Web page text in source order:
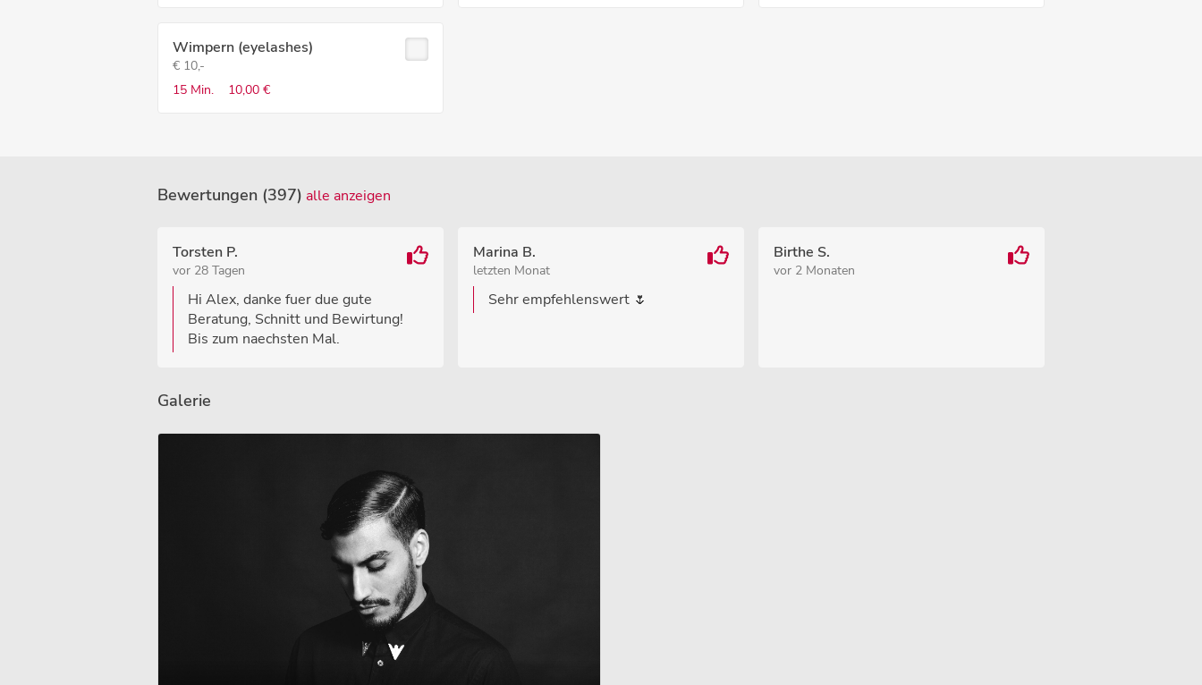
Wimpern (eyelashes)
€ 10,-
15 Min.
10,00 €
Bewertungen (397) alle anzeigen
Torsten P.
vor 28 Tagen
Hi Alex, danke fuer due gute
Beratung, Schnitt und Bewirtung!
Bis zum naechsten Mal.
Marina B.
letzten Monat
Sehr empfehlenswert 🌷
Birthe S.
vor 2 Monaten
Galerie